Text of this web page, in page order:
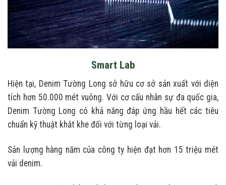
Smart Lab
Hiện tại, Denim Tường Long sở hữu cơ sở sản xuất với diện
tích hơn 50.000 mét vuông. Với cơ cấu nhân sự đa quốc gia,
Denim Tường Long có khả năng đáp ứng hầu hết các tiêu
chuẩn kỹ thuật khắt khe đối với từng loại vải.
Sản lượng hàng năm của công ty hiện đạt hơn 15 triệu mét
vải denim.